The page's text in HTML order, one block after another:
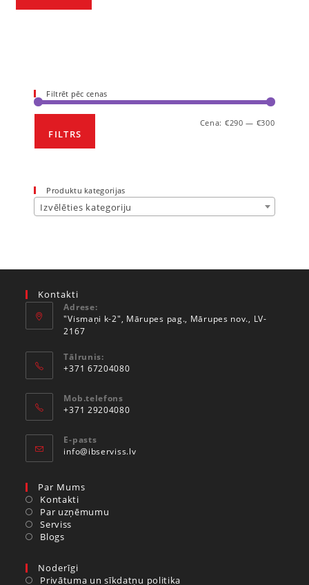
Filtrēt pēc cenas
FILTRS
Cena: €290 — €300
Produktu kategorijas
Izvēlēties kategoriju
Kontakti
Adrese:
"Vismaņi k-2", Mārupes pag., Mārupes nov., LV-
2167
Tālrunis:
+371 67204080
Mob.telefons
+371 29204080
E-pasts
info@ibserviss.lv
Par Mums
Kontakti
Par uzņēmumu
Serviss
Blogs
Noderīgi
Privātuma un sīkdatņu politika